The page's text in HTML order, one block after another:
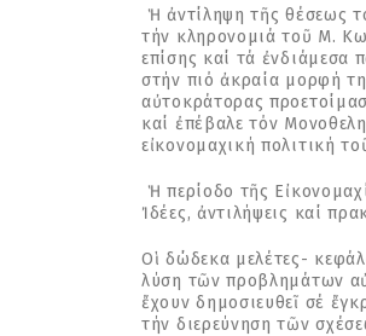
Ἡ ἀντίληψη τῆς θέσεως
τήν κληρονομιά τοῦ Μ.
επίσης καί τά ἐνδιάμεσα
στήν πιό ἀκραία μορφή
αὐτοκράτορας
καί ἐπέβαλε τόν
εἰκονομαχική πολιτική
Ἡ περίοδο τῆς
Ἰδέες, ἀντιλήψεις καί
Οἱ δώδεκα μελέτες-
λύση τῶν προβλημάτων
ἔχουν δημοσιευθεῖ σέ
τήν διερεύνηση τῶν